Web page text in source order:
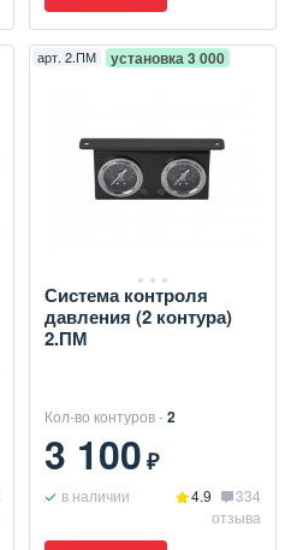
арт. 2.ПМ установка 3 000
Система контроля
давления (2 контура)
2.ПМ
Кол-во контуров -2
3 100₽
в наличии 4.9
334
отзыва